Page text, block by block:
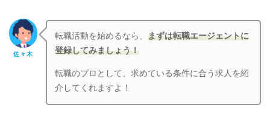
佐々木
転職活動を始めるなら、まずは転職エージェントに
登録してみましょう！
転職のプロとして、求めている条件に合う求人を紹
介してくれますよ！